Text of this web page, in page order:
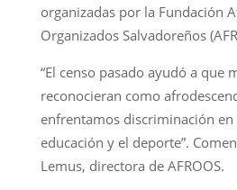
organizadas por la Fundación
Organizados Salvadoreños
“El censo pasado ayudó a que
reconocieran como
enfrentamos discriminación en
educación y el deporte”.
Lemus, directora de AFROOS.